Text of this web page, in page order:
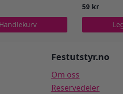
59 kr
Festutstyr.no
Om oss
Reservedeler